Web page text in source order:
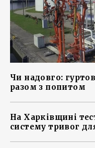
Чи надовго:
разом з попитом
На Харківщині
систему тривог